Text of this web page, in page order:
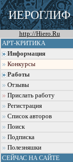
ИЕРОГЛИФ
http://Hiero.Ru
АРТ-КРИТИКА
Информация
Конкурсы
Работы
Отзывы
Прислать работу
Регистрация
Список авторов
Поиск
Подписка
Полезняшки
СЕЙЧАС НА САЙТЕ